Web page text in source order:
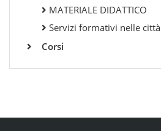
MATERIALE DIDATTICO
Servizi formativi nelle città
Corsi